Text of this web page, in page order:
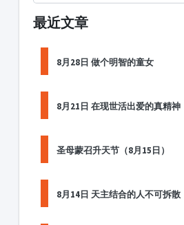
最近文章
8月28日 做个明智的童女
8月21日 在现世活出爱的真精神
圣母蒙召升天节（8月15日）
8月14日 天主结合的人不可拆散